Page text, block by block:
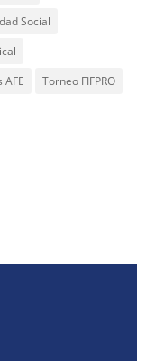
Social
AFE
Torneo FIFPRO